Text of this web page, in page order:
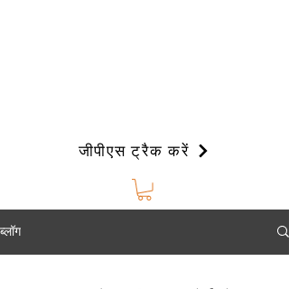
जीपीएस ट्रैक करें
ब्लॉग